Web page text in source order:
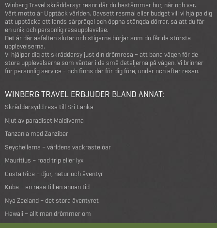
Winberg Travel skräddarsyr resor där du bestämmer hur, när och var.
Vårt motto är Upptäck världen. Oavsett resmål eller budget vill vi hjälpa dig
att upptäcka ett lands särprägel och öppna stängda dörrar, så att du får
en unik och personlig reseupplevelse.
Det är där asfalten slutar och stigarna börjar som du får de största
upplevelserna.
Vi hjälper dig att skräddarsy just din drömresa – att bana vägen för de
stora upplevelserna som väntar i de små detaljerna på vägen. Vi brinner
för personlig service - och finns där för dig före, under och efter resan.
WINBERG TRAVEL ERBJUDER BLAND ANNAT:
Skräddarsydd resa till Sri Lanka
Njut av paradiset Maldiverna
Tanzania med Zanzibar
Seychellerna – världens vackraste öar
Mauritius – road trip eller lyx
Costa Rica – djur, natur och äventyr
Kuba – en resa till en annan tid
Nya Zeeland – det stora äventyret
Hawaii – allt man drömmer om